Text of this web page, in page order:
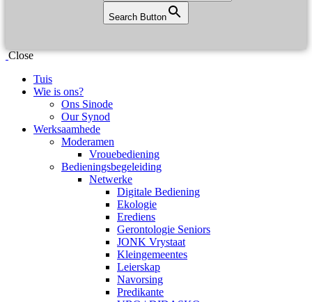
Search Button
Close
Tuis
Wie is ons?
Ons Sinode
Our Synod
Werksaamhede
Moderamen
Vrouebediening
Bedieningsbegeleiding
Netwerke
Digitale Bediening
Ekologie
Erediens
Gerontologie Seniors
JONK Vrystaat
Kleingemeentes
Leierskap
Navorsing
Predikante